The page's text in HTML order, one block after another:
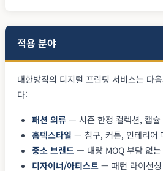
적용 분야
대한방직의 디지털 프린팅 서비스는 다
다:
패션 의류 — 시즌 한정 컬렉션, 캡슐
홈텍스타일 — 침구, 커튼, 인테리어
중소 브랜드 — 대량 MOQ 부담 없는
디자이너/아티스트 — 패턴 라이선